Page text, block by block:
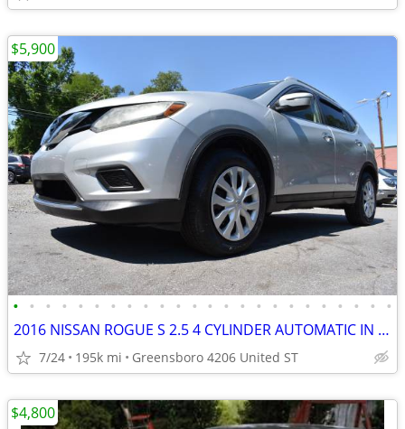
• • • • • • • • • • • • • • • • • • • • • • • •
2016 NISSAN ROGUE S 2.5 4 CYLINDER AUTOMATIC IN GREAT SHAPE!!!
7/24 195k mi Greensboro 4206 United ST
$5,900
$4,800